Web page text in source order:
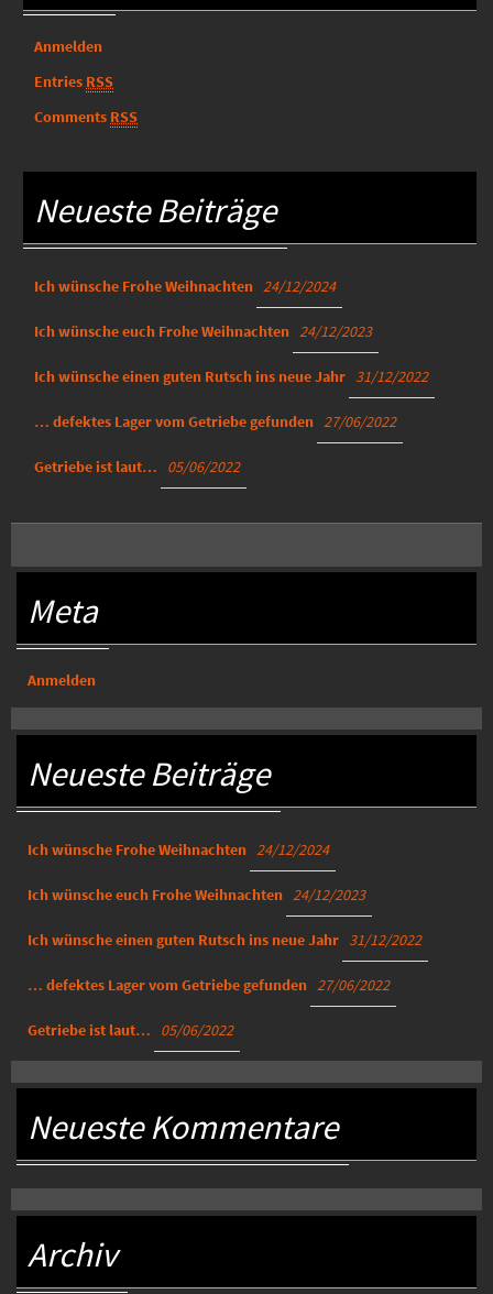
Anmelden
Entries RSS
Comments RSS
Neueste Beiträge
Ich wünsche Frohe Weihnachten 24/12/2024
Ich wünsche euch Frohe Weihnachten 24/12/2023
Ich wünsche einen guten Rutsch ins neue Jahr 31/12/2022
… defektes Lager vom Getriebe gefunden 27/06/2022
Getriebe ist laut… 05/06/2022
Meta
Anmelden
Neueste Beiträge
Ich wünsche Frohe Weihnachten 24/12/2024
Ich wünsche euch Frohe Weihnachten 24/12/2023
Ich wünsche einen guten Rutsch ins neue Jahr 31/12/2022
… defektes Lager vom Getriebe gefunden 27/06/2022
Getriebe ist laut… 05/06/2022
Neueste Kommentare
Archiv